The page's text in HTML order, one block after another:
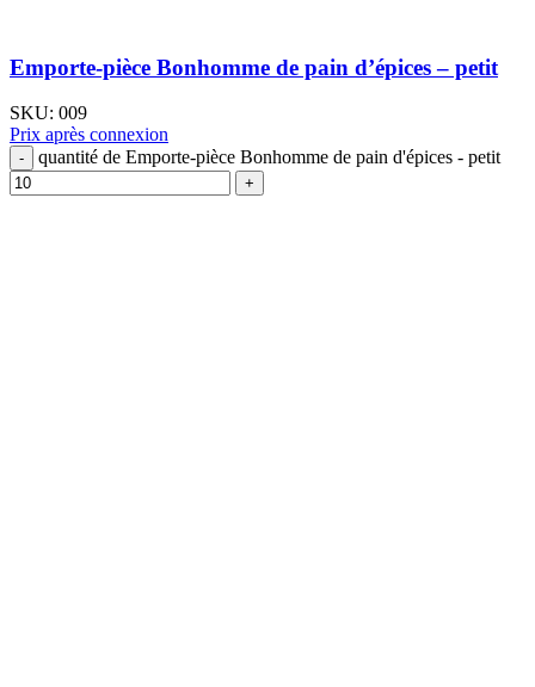
Emporte-pièce Bonhomme de pain d’épices – petit
SKU: 009
Prix après connexion
quantité de Emporte-pièce Bonhomme de pain d'épices - petit